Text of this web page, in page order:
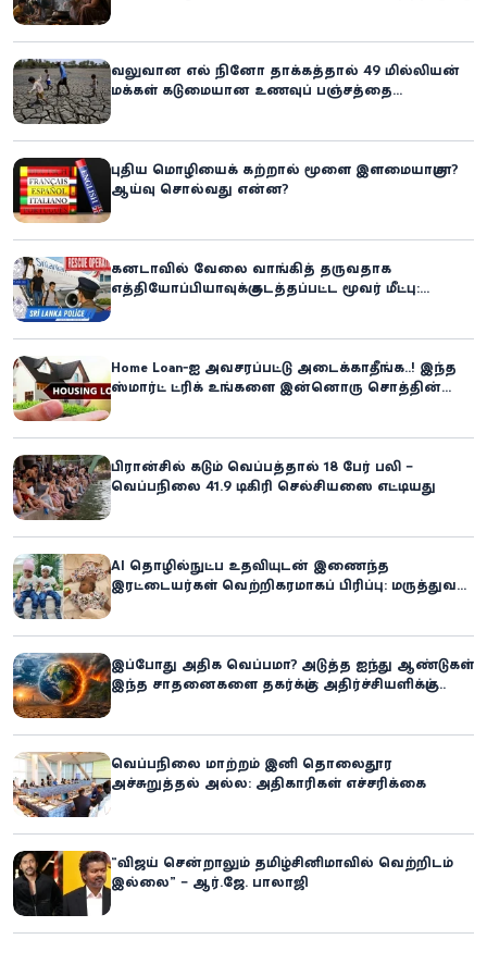
வலுவான எல் நினோ தாக்கத்தால் 49 மில்லியன்
மக்கள் கடுமையான உணவுப் பஞ்சத்தை
புதிய மொழியைக் கற்றால் மூளை இளமையாகுமா?
ஆய்வு சொல்வது என்ன?
கனடாவில் வேலை வாங்கித் தருவதாக
எத்தியோப்பியாவுக்கு கடத்தப்பட்ட மூவர் மீட்பு:
Home Loan-ஐ அவசரப்பட்டு அடைக்காதீங்க..! இந்த
ஸ்மார்ட் ட்ரிக் உங்களை இன்னொரு சொத்தின்
பிரான்சில் கடும் வெப்பத்தால் 18 பேர் பலி –
வெப்பநிலை 41.9 டிகிரி செல்சியஸை எட்டியது
AI தொழில்நுட்ப உதவியுடன் இணைந்த
இரட்டையர்கள் வெற்றிகரமாகப் பிரிப்பு: மருத்துவ
இப்போது அதிக வெப்பமா? அடுத்த ஐந்து ஆண்டுகள்
இந்த சாதனைகளை தகர்க்கும்: அதிர்ச்சியளிக்கும்
வெப்பநிலை மாற்றம் இனி தொலைதூர
அச்சுறுத்தல் அல்ல: அதிகாரிகள் எச்சரிக்கை
“விஜய் சென்றாலும் தமிழ்சினிமாவில் வெற்றிடம்
இல்லை” – ஆர்.ஜே. பாலாஜி